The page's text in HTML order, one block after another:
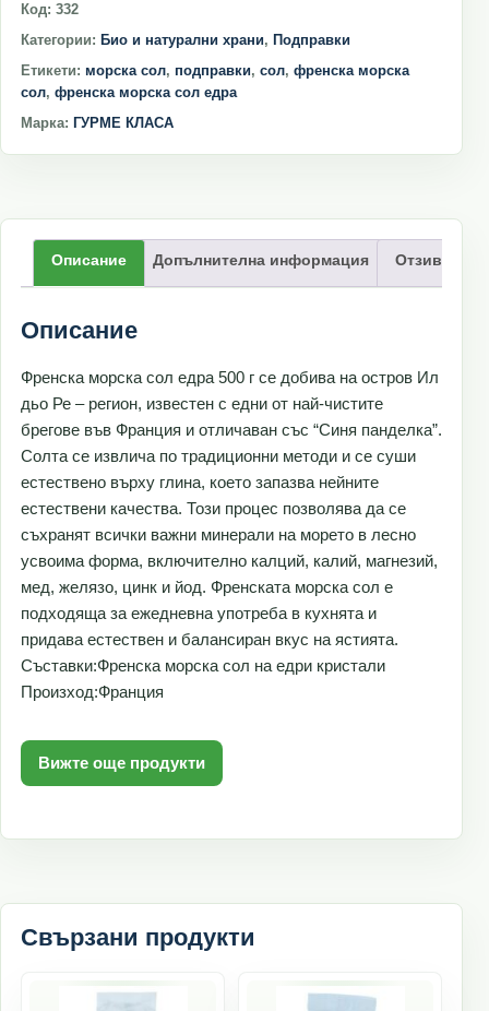
Код: 332
Категории: Био и натурални храни, Подправки
Етикети: морска сол, подправки, сол, френска морска
сол, френска морска сол едра
Марка: ГУРМЕ КЛАСА
Описание Допълнителна информация Отзиви (0)
Описание
Френска морска сол едра 500 г се добива на остров Ил
дьо Ре – регион, известен с едни от най-чистите
брегове във Франция и отличаван със “Синя панделка”.
Солта се извлича по традиционни методи и се суши
естествено върху глина, което запазва нейните
естествени качества. Този процес позволява да се
съхранят всички важни минерали на морето в лесно
усвоима форма, включително калций, калий, магнезий,
мед, желязо, цинк и йод. Френската морска сол е
подходяща за ежедневна употреба в кухнята и
придава естествен и балансиран вкус на ястията.
Съставки:Френска морска сол на едри кристали
Произход:Франция
Вижте още продукти
Свързани продукти